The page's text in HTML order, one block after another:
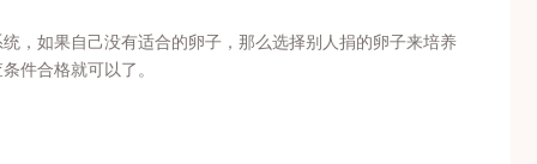
，如果自己没有适合的卵子，那么选择别人捐的卵子来培养
件合格就可以了。